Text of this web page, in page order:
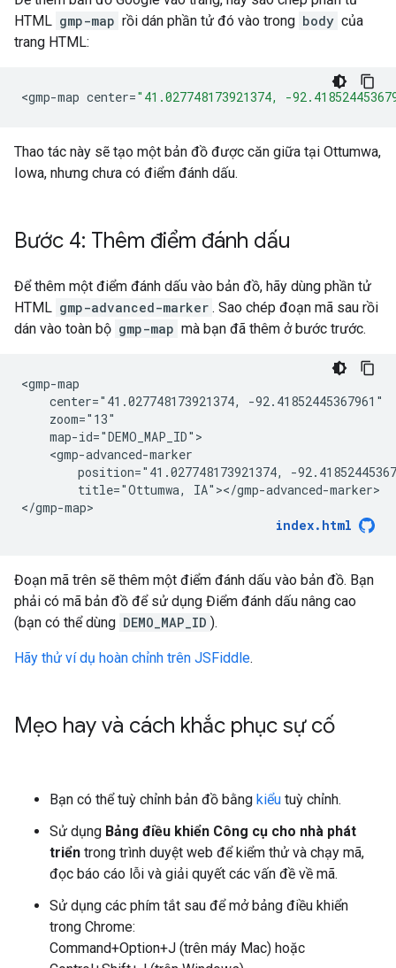
HTML gmp-map rồi dán phần tử đó vào trong body của
trang HTML:
<gmp-map center="41.027748173921374, -
Thao tác này sẽ tạo một bản đồ được căn giữa tại Ottumwa,
Iowa, nhưng chưa có điểm đánh dấu.
Bước 4: Thêm điểm đánh dấu
Để thêm một điểm đánh dấu vào bản đồ, hãy dùng phần tử
HTML gmp-advanced-marker . Sao chép đoạn mã sau rồi
dán vào toàn bộ gmp-map mà bạn đã thêm ở bước trước.
<gmp-map
    center="41.027748173921374, -92.41852445367961"
    zoom="13"
    map-id="DEMO_MAP_ID">
    <gmp-advanced-marker
position="41.027748173921374, -
        title="Ottumwa, IA"></gmp-advanced-marker>
</gmp-map>
index.html
Đoạn mã trên sẽ thêm một điểm đánh dấu vào bản đồ. Bạn
phải có mã bản đồ để sử dụng Điểm đánh dấu nâng cao
(bạn có thể dùng DEMO_MAP_ID ).
Hãy thử ví dụ hoàn chỉnh trên JSFiddle.
Mẹo hay và cách khắc phục sự cố
Bạn có thể tuỳ chỉnh bản đồ bằng kiểu tuỳ chỉnh.
Sử dụng Bảng điều khiển Công cụ cho nhà phát
triển trong trình duyệt web để kiểm thử và chạy mã,
đọc báo cáo lỗi và giải quyết các vấn đề về mã.
Sử dụng các phím tắt sau để mở bảng điều khiển
trong Chrome:
Command+Option+J (trên máy Mac) hoặc